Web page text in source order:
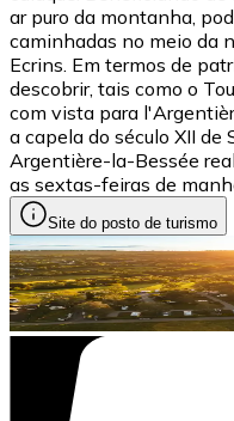
ar puro da montanha,
caminhadas no meio da
Ecrins. Em termos de
descobrir, tais como o
com vista para
a capela do século XII de
Argentière-la-Bessée
as sextas-feiras de
Site do posto de turismo